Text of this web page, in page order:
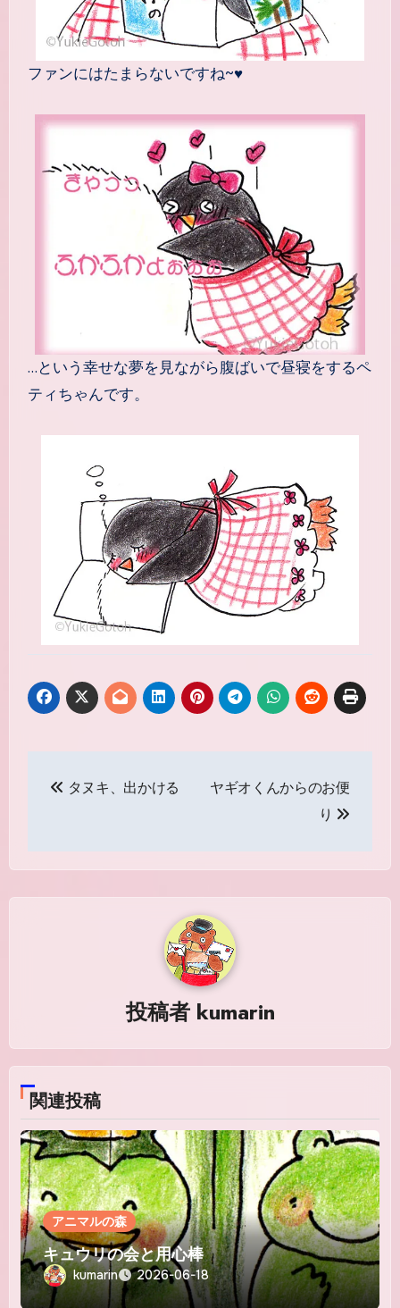
ファンにはたまらないですね~♥
…という幸せな夢を見ながら腹ばいで昼寝をするペ
ティちゃんです。
稿
ビ
ン
タヌキ、出かける
ヤギオくんからのお便
り
投稿者 kumarin
関連投稿
アニマルの森
キュウリの会と用心棒
kumarin 2026-06-18